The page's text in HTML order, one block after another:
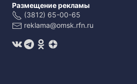
Размещение рекламы
(3812) 65-00-65
reklama@omsk.rfn.ru